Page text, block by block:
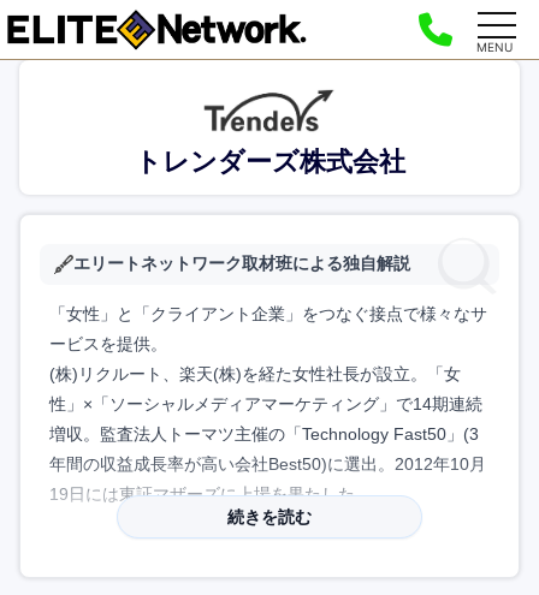
MENU
トレンダーズ株式会社
エリートネットワーク取材班による独自解説
「女性」と「クライアント企業」をつなぐ接点で様々なサ
ービスを提供。
(株)リクルート、楽天(株)を経た女性社長が設立。「女
性」×「ソーシャルメディアマーケティング」で14期連続
増収。監査法人トーマツ主催の「Technology Fast50」(3
年間の収益成長率が高い会社Best50)に選出。2012年10月
19日には東証マザーズに上場を果たした。
続きを読む